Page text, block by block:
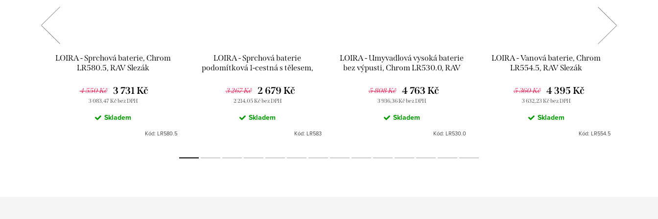
LOIRA - Sprchová baterie, Chrom
LR580.5, RAV Slezák
4 550 Kč
3 083,47 Kč bez DPH
3 731 Kč
Skladem
Kód: LR580.5
LOIRA - Sprchová baterie
podomítková 1-cestná s tělesem,
3 267 Kč
2 214,05 Kč bez DPH
2 679 Kč
Skladem
Kód: LR583
LOIRA - Umyvadlová vysoká baterie
bez výpusti, Chrom LR530.0, RAV
5 808 Kč
3 936,36 Kč bez DPH
4 763 Kč
Skladem
Kód: LR530.0
LOIRA - Vanová baterie, Chrom
LR554.5, RAV Slezák
5 360 Kč
3 632,23 Kč bez DPH
4 395 Kč
Skladem
Kód: LR554.5